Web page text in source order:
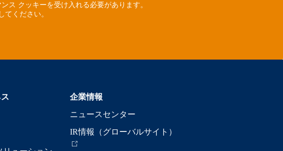
ス クッキーを受け入れる必要があります。
てください。
企業情報
ニュースセンター
IR情報（グローバルサイト）